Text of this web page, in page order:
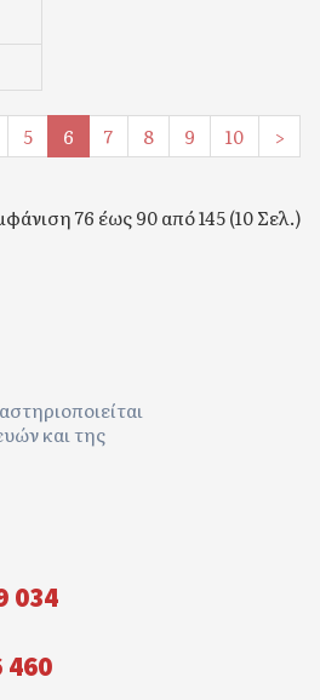
5 6 7 8 9 10
>
76 έως 90 από 145 (10 Σελ.)
και της
034
460